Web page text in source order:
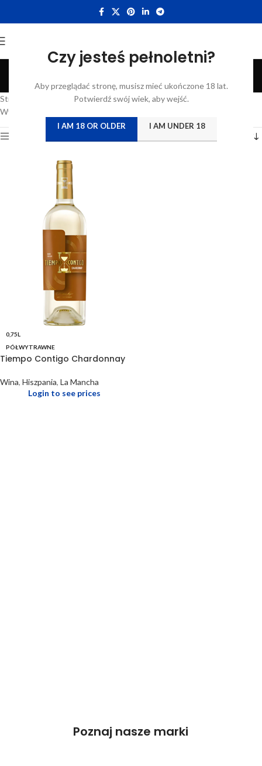
Czy jesteś pełnoletni?
Aby przeglądać stronę, musisz mieć ukończone 18 lat.
Potwierdź swój wiek, aby wejść.
I AM 18 OR OLDER I AM UNDER 18
Tiempo Contigo
Categories
Strona główna
Katalog/Produkty oznaczone “Tiempo Contigo”
Wyświetlanie jednego wyniku
0,75L
PÓŁWYTRAWNE
Tiempo Contigo Chardonnay
Wina, Hiszpania, La Mancha
Login to see prices
Poznaj nasze marki